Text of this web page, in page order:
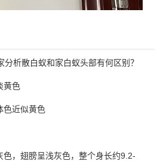
分析散白蚁和家白蚁头部有何区别？
黄色
色近似黄色
，翅膀呈浅灰色，整个身长约9.2-